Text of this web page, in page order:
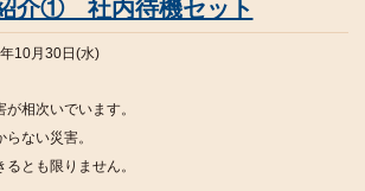
介① 社内待機セット
10月30日(水)
相次いでいます。
ない災害。
とも限りません。